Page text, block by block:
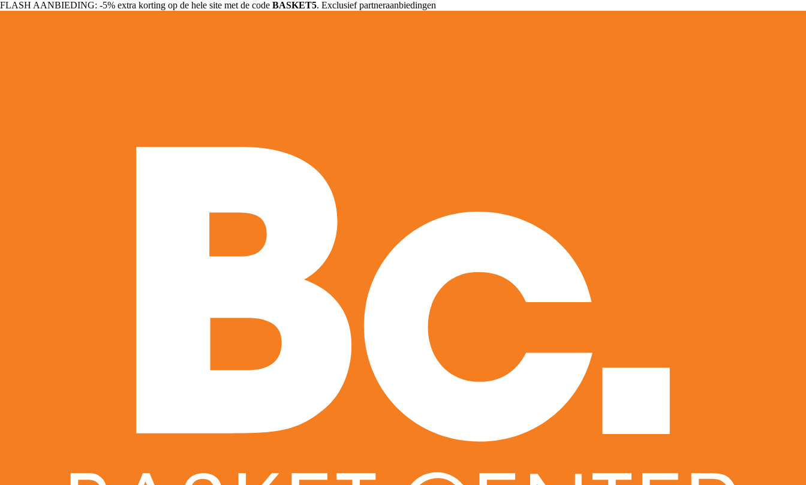
FLASH AANBIEDING: -5% extra korting op de hele site met de code BASKET5. Exclusief partneraanbiedingen